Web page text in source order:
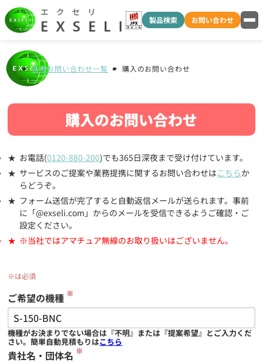
製品検索 お問い合わせ
各種お問い合わせ一覧 購入のお問い合わせ
購入のお問い合わせ
お電話(0120-880-200)でも365日深夜まで受け付けています。
サービスのご提案や業務提携に関するお問い合わせはこちらか
らどうぞ。
フォーム送信が完了すると自動返信メールが送られます。事前
に「@exseli.com」からのメールを受信できるようご確認・ご
設定ください。
※当社ではアマチュア無線のお取り扱いはございません。
※は必須
ご希望の機種 ※
機種がお決まりでない場合は『不明』または『提案希望』とご入力くだ
さい。簡単自動見積もりはこちら
貴社名・団体名 ※